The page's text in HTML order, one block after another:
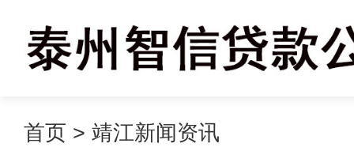
首页 > 靖江新闻资讯